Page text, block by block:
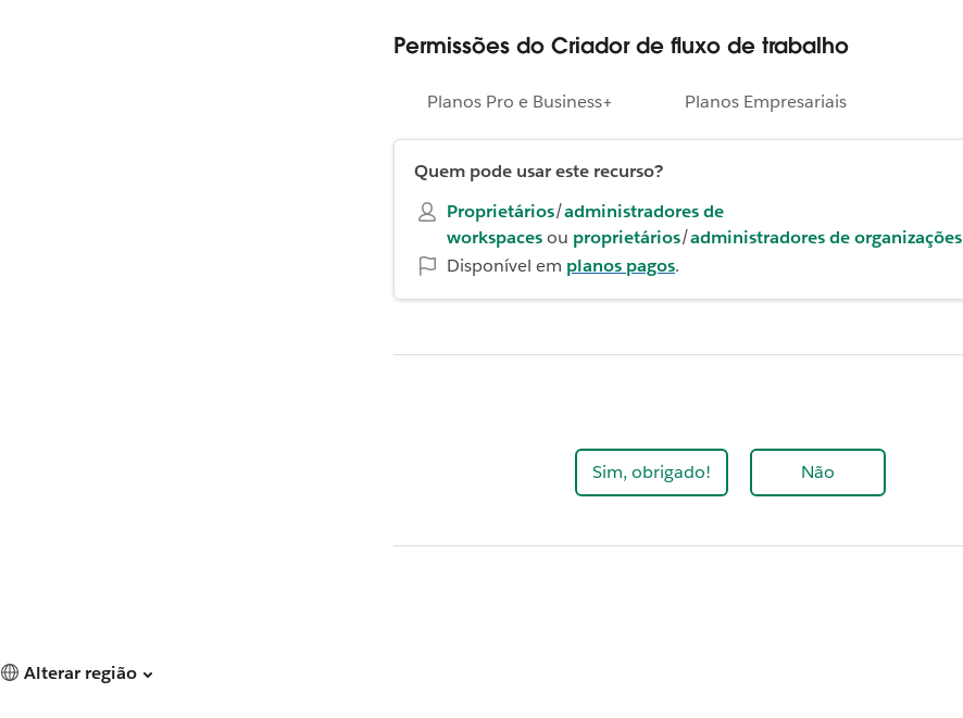
Permissões do Criador de fluxo de trabalho
Planos Pro e Business+ Planos Empresariais
Quem pode usar este recurso?
Proprietários/administradores de
workspacesou proprietários/administradores de organizações
Disponível em planos pagos.
Sim, obrigado! Não
Alterar região